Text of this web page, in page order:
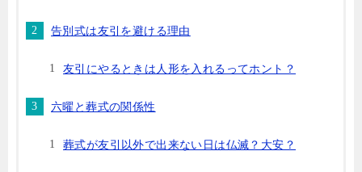
告別式は友引を避ける理由
友引にやるときは人形を入れるってホント？
六曜と葬式の関係性
葬式が友引以外で出来ない日は仏滅？大安？